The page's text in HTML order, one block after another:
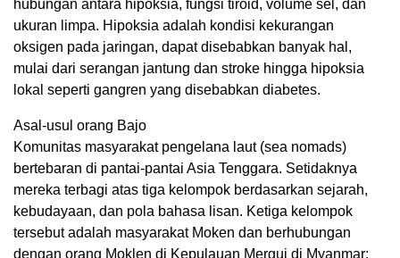
hubungan antara hipoksia, fungsi tiroid, volume sel, dan
ukuran limpa. Hipoksia adalah kondisi kekurangan
oksigen pada jaringan, dapat disebabkan banyak hal,
mulai dari serangan jantung dan stroke hingga hipoksia
lokal seperti gangren yang disebabkan diabetes.
Asal-usul orang Bajo
Komunitas masyarakat pengelana laut (sea nomads)
bertebaran di pantai-pantai Asia Tenggara. Setidaknya
mereka terbagi atas tiga kelompok berdasarkan sejarah,
kebudayaan, dan pola bahasa lisan. Ketiga kelompok
tersebut adalah masyarakat Moken dan berhubungan
dengan orang Moklen di Kepulauan Mergui di Myanmar;